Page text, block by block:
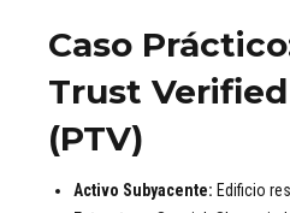
Caso
Trust
(PTV)
Activo Subyacente: Edificio